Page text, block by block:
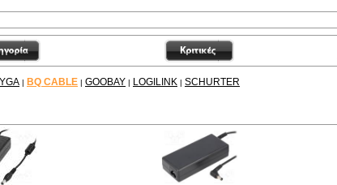
| BQ CABLE | GOOBAY | LOGILINK | SCHURTER